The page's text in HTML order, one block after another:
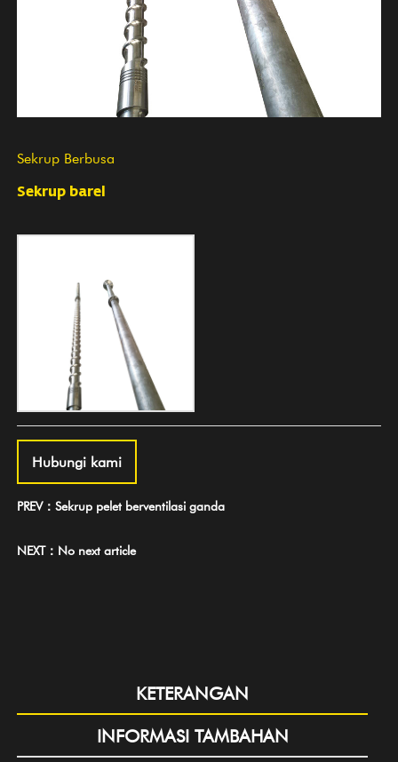
Sekrup Berbusa
Sekrup barel
Hubungi kami
PREV：Sekrup pelet berventilasi ganda
NEXT：No next article
KETERANGAN
INFORMASI TAMBAHAN